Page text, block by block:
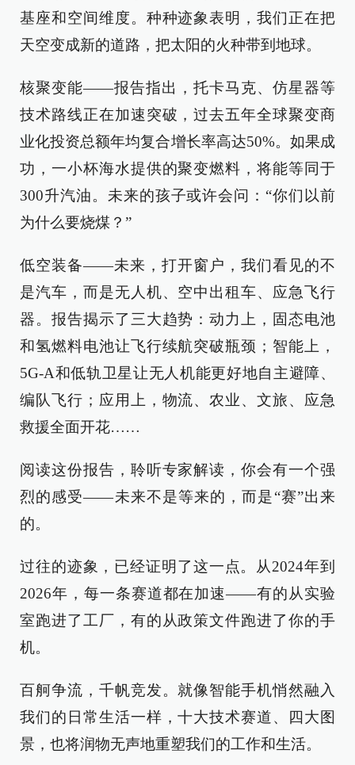
基座和空间维度。种种迹象表明，我们正在把
天空变成新的道路，把太阳的火种带到地球。
核聚变能——报告指出，托卡马克、仿星器等
技术路线正在加速突破，过去五年全球聚变商
业化投资总额年均复合增长率高达50%。如果成
功，一小杯海水提供的聚变燃料，将能等同于
300升汽油。未来的孩子或许会问：“你们以前
为什么要烧煤？”
低空装备——未来，打开窗户，我们看见的不
是汽车，而是无人机、空中出租车、应急飞行
器。报告揭示了三大趋势：动力上，固态电池
和氢燃料电池让飞行续航突破瓶颈；智能上，
5G-A和低轨卫星让无人机能更好地自主避障、
编队飞行；应用上，物流、农业、文旅、应急
救援全面开花……
阅读这份报告，聆听专家解读，你会有一个强
烈的感受——未来不是等来的，而是“赛”出来
的。
过往的迹象，已经证明了这一点。从2024年到
2026年，每一条赛道都在加速——有的从实验
室跑进了工厂，有的从政策文件跑进了你的手
机。
百舸争流，千帆竞发。就像智能手机悄然融入
我们的日常生活一样，十大技术赛道、四大图
景，也将润物无声地重塑我们的工作和生活。